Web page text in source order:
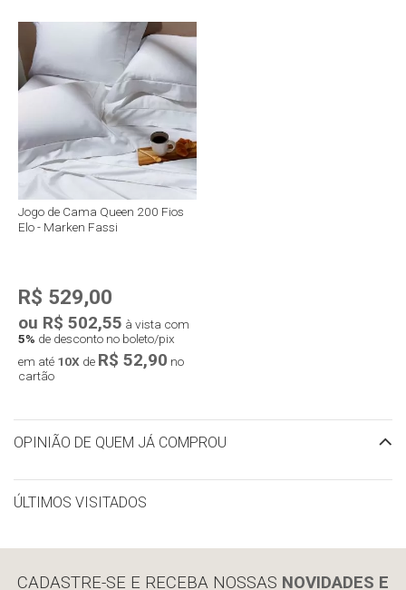
Jogo de Cama Queen 200 Fios
Elo - Marken Fassi
R$ 529,00
ou R$ 502,55 à vista com
5% de desconto no boleto/pix
em até 10X de R$ 52,90 no
cartão
OPINIÃO DE QUEM JÁ COMPROU
ÚLTIMOS VISITADOS
CADASTRE-SE E RECEBA NOSSAS NOVIDADES E